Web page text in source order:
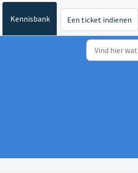
Kennisbank Een ticket indienen